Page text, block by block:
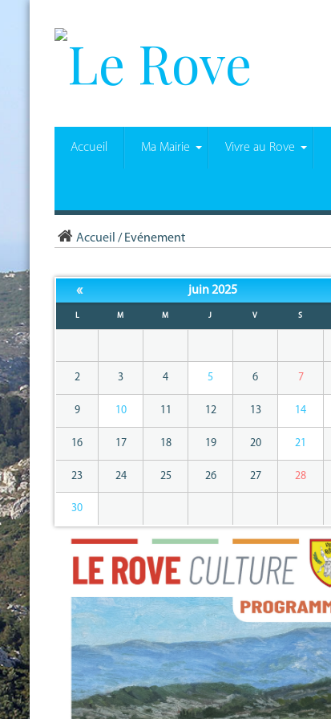
Accueil Ma Mairie Vivre au Rove
Accueil / Evénement
« juin 2025
L M M J V S
2 3 4 5 6 7
9 10 11 12 13 14
16 17 18 19 20 21
23 24 25 26 27 28
30